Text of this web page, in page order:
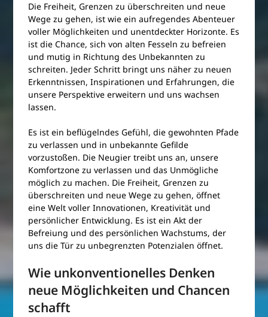
Die Freiheit, Grenzen zu überschreiten und neue
Wege zu gehen, ist wie ein aufregendes Abenteuer
voller Möglichkeiten und unentdeckter Horizonte. Es
ist die Chance, sich von alten Fesseln zu befreien
und mutig in Richtung des Unbekannten zu
schreiten. Jeder Schritt bringt uns näher zu neuen
Erkenntnissen, Inspirationen und Erfahrungen, die
unsere Perspektive erweitern und uns wachsen
lassen.
Es ist ein beflügelndes Gefühl, die gewohnten Pfade
zu verlassen und in unbekannte Gefilde
vorzustoßen. Die Neugier treibt uns an, unsere
Komfortzone zu verlassen und das Unmögliche
möglich zu machen. Die Freiheit, Grenzen zu
überschreiten und neue Wege zu gehen, öffnet
eine Welt voller Innovationen, Kreativität und
persönlicher Entwicklung. Es ist ein Akt der
Befreiung und des persönlichen Wachstums, der
uns die Tür zu unbegrenzten Potenzialen öffnet.
Wie unkonventionelles Denken
neue Möglichkeiten und Chancen
schafft